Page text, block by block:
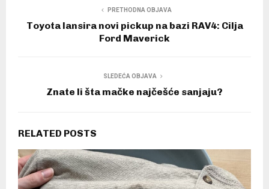
PRETHODNA OBJAVA
Toyota lansira novi pickup na bazi RAV4: Cilja
Ford Maverick
SLEDEĆA OBJAVA
Znate li šta mačke najčešće sanjaju?
RELATED POSTS